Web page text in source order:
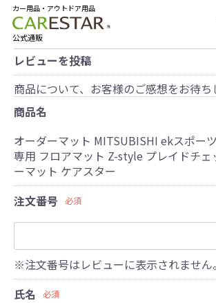
カー用品・アウトドア用品
公式通販
レビューを投稿
商品について、お客様のご感想をお待ち
商品名
オーダーマット MITSUBISHI ekスポー
専用 フロアマット Z-style プレイドチェ
ーマット ケアスター
注文番号
必須
※注文番号はレビューに表示されません。
氏名
必須